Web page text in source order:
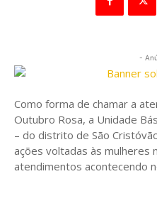
-
Como forma de chamar a
Outubro Rosa, a Unidade
– do distrito de São
ações voltadas às mulheres
atendimentos acontecendo